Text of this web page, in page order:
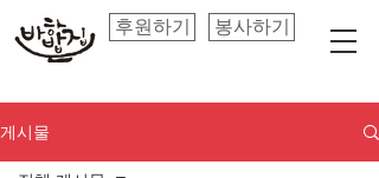
후원하기 봉사하기
게시물